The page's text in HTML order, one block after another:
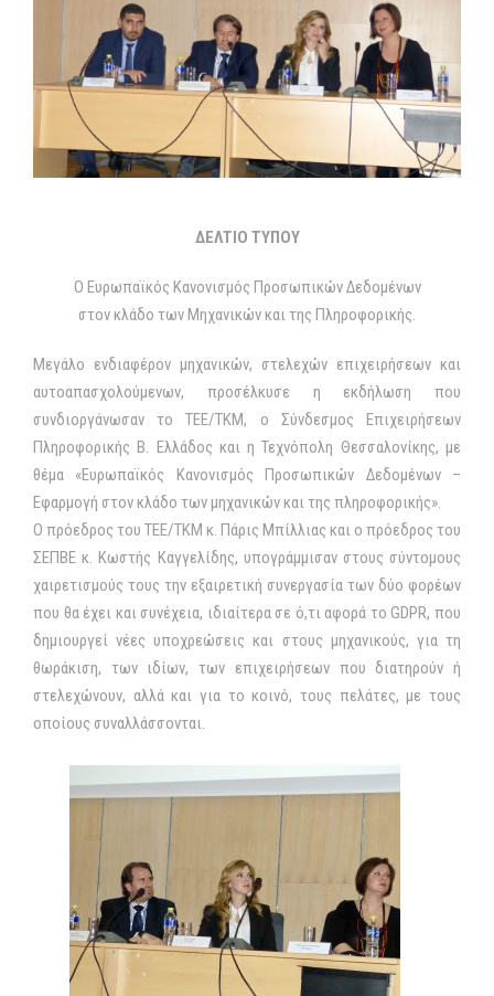
ΔΕΛΤΙΟ ΤΥΠΟΥ
Ο Ευρωπαϊκός Κανονισμός Προσωπικών Δεδομένων
στον κλάδο των Μηχανικών και της Πληροφορικής.
Μεγάλο ενδιαφέρον μηχανικών, στελεχών επιχειρήσεων και
αυτοαπασχολούμενων, προσέλκυσε η εκδήλωση που
συνδιοργάνωσαν το ΤΕΕ/ΤΚΜ, ο Σύνδεσμος Επιχειρήσεων
Πληροφορικής Β. Ελλάδος και η Τεχνόπολη Θεσσαλονίκης, με
θέμα «Ευρωπαϊκός Κανονισμός Προσωπικών Δεδομένων –
Εφαρμογή στον κλάδο των μηχανικών και της πληροφορικής».
Ο πρόεδρος του ΤΕΕ/ΤΚΜ κ. Πάρις Μπίλλιας και ο πρόεδρος του
ΣΕΠΒΕ κ. Κωστής Καγγελίδης, υπογράμμισαν στους σύντομους
χαιρετισμούς τους την εξαιρετική συνεργασία των δύο φορέων
που θα έχει και συνέχεια, ιδιαίτερα σε ό,τι αφορά το GDPR, που
δημιουργεί νέες υποχρεώσεις και στους μηχανικούς, για τη
θωράκιση, των ιδίων, των επιχειρήσεων που διατηρούν ή
στελεχώνουν, αλλά και για το κοινό, τους πελάτες, με τους
οποίους συναλλάσσονται.